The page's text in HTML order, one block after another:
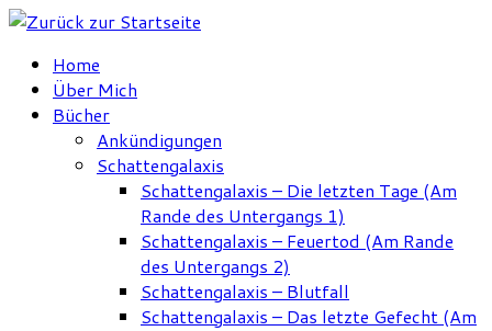
Zum
springenHome
Über Mich
Bücher
Ankündigungen
Schattengalaxis
Schattengalaxis – Die letzten Tage (Am
Rande des Untergangs 1)
Schattengalaxis – Feuertod (Am Rande
des Untergangs 2)
Schattengalaxis – Blutfall
Schattengalaxis – Das letzte Gefecht (Am